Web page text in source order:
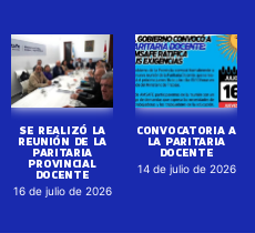
SE REALIZÓ LA
REUNIÓN DE LA
PARITARIA
PROVINCIAL
DOCENTE
16 de julio de 2026
CONVOCATORIA A
LA PARITARIA
DOCENTE
14 de julio de 2026